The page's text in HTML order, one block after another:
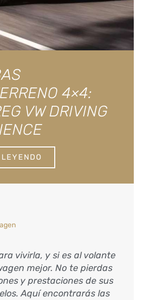
4×4:
VW DRIVING
vivirla, y si es al volante
mejor. No te pierdas
y prestaciones de sus
Aquí encontrarás las